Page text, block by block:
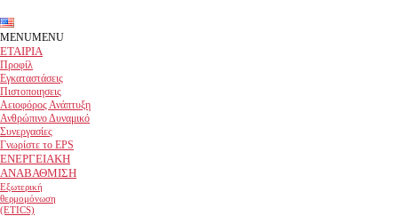
MENUMENU
ΕΤΑΙΡΙΑ
Προφίλ
Εγκαταστάσεις
Πιστοποιησεις
Αειοφόρος Ανάπτυξη
Ανθρώπινο Δυναμικό
Συνεργασίες
Γνωρίστε το EPS
ΕΝΕΡΓΕΙΑΚΗ
ΑΝΑΒΑΘΜΙΣΗ
Εξωτερική
θερμομόνωση
(ETICS)